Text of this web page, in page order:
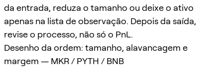
da entrada, reduza o tamanho ou deixe o ativo
apenas na lista de observação. Depois da saída,
revise o processo, não só o PnL.
Desenho da ordem: tamanho, alavancagem e
margem — MKR / PYTH / BNB